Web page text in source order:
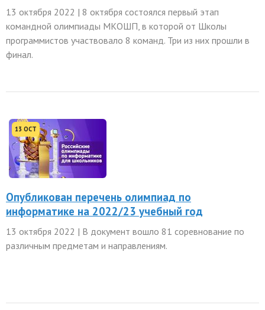
13 октября 2022 | 8 октября состоялся первый этап
командной олимпиады МКОШП, в которой от Школы
программистов участвовало 8 команд. Три из них прошли в
финал.
13 OCT
Опубликован перечень олимпиад по
информатике на 2022/23 учебный год
13 октября 2022 | В документ вошло 81 соревнование по
различным предметам и направлениям.